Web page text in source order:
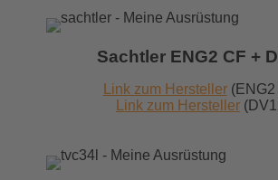
Sachtler ENG2 CF +
Link zum Hersteller(ENG2
Link zum Hersteller